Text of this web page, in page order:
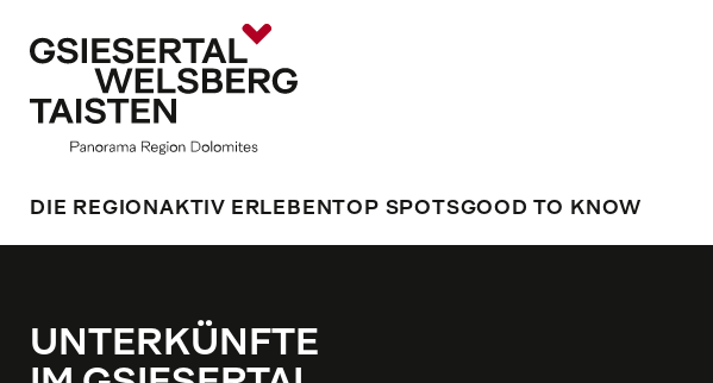
DIE REGION AKTIV ERLEBEN TOP SPOTSGOOD TO KNOW
UNTERKÜNFTE